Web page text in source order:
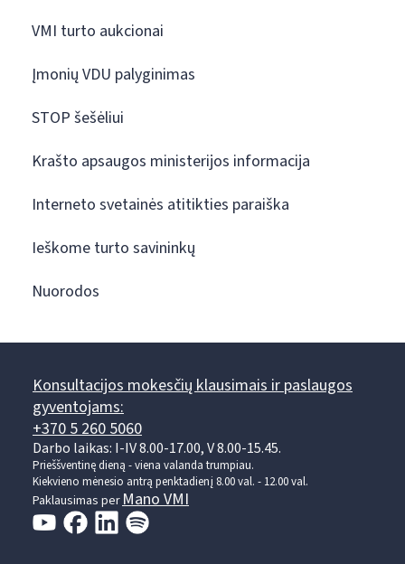
VMI turto aukcionai
Įmonių VDU palyginimas
STOP šešėliui
Krašto apsaugos ministerijos informacija
Interneto svetainės atitikties paraiška
Ieškome turto savininkų
Nuorodos
Konsultacijos mokesčių klausimais ir paslaugos
gyventojams:
+370 5 260 5060
Darbo laikas: I-IV 8.00-17.00, V 8.00-15.45.
Prieššventinę dieną - viena valanda trumpiau.
Kiekvieno mėnesio antrą penktadienį 8.00 val. - 12.00 val.
Paklausimas per Mano VMI